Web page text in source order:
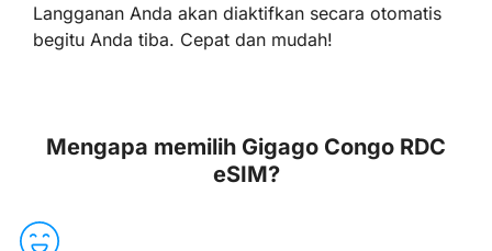
Langganan Anda akan diaktifkan secara otomatis
begitu Anda tiba. Cepat dan mudah!
Mengapa memilih Gigago Congo RDC
eSIM?